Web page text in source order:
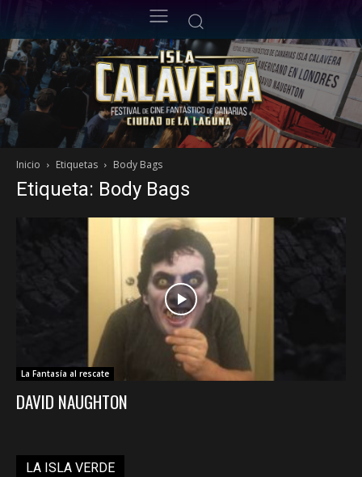
Inicio Etiquetas Body Bags
Etiqueta: Body Bags
La Fantasía al rescate
DAVID NAUGHTON
LA ISLA VERDE